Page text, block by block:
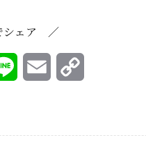
シェア ／